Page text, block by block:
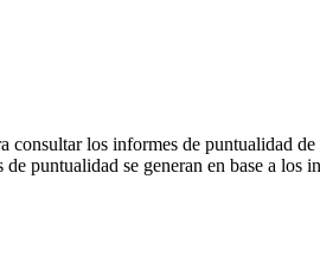
consultar los informes de puntualidad
puntualidad se generan en base a los